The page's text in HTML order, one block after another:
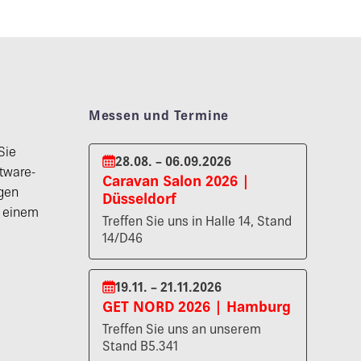
Messen und Termine
28.08. – 06.09.2026
Caravan Salon 2026 |
Düsseldorf
Treffen Sie uns in Halle 14, Stand
14/D46
19.11. – 21.11.2026
GET NORD 2026 | Hamburg
Treffen Sie uns an unserem
Stand B5.341